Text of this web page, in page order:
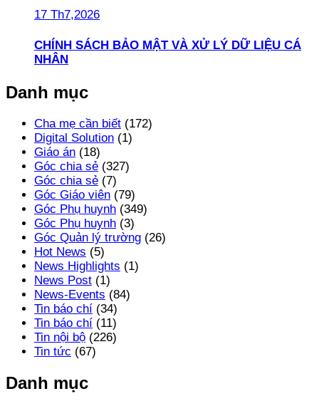
17 Th7,2026
CHÍNH SÁCH BẢO MẬT VÀ XỬ LÝ DỮ LIỆU CÁ
NHÂN
Danh mục
Cha mẹ cần biết (172)
Digital Solution (1)
Giáo án (18)
Góc chia sẻ (327)
Góc chia sẻ (7)
Góc Giáo viên (79)
Góc Phụ huynh (349)
Góc Phụ huynh (3)
Góc Quản lý trường (26)
Hot News (5)
News Highlights (1)
News Post (1)
News-Events (84)
Tin báo chí (34)
Tin báo chí (11)
Tin nội bộ (226)
Tin tức (67)
Danh mục